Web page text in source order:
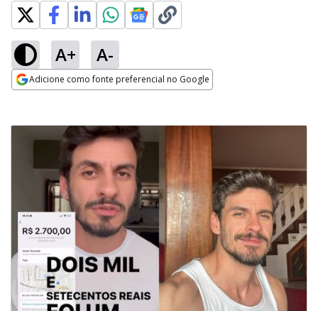
A+ A-
Adicione como fonte preferencial no Google